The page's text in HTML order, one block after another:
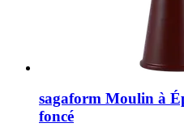
sagaform Moulin à
foncé